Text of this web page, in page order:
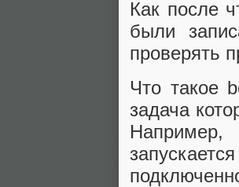
Как после
были
проверять
Что такое
задача